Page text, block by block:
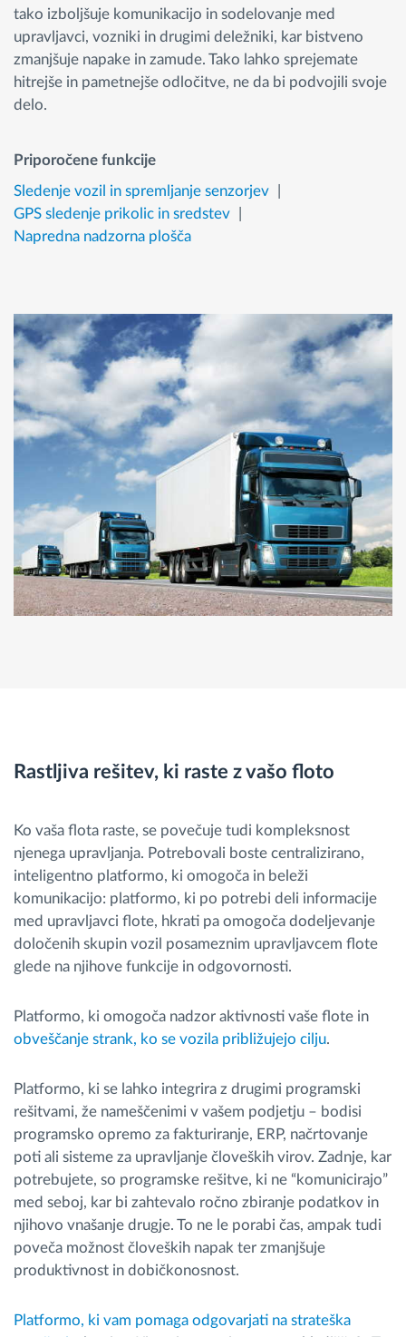
tako izboljšuje komunikacijo in sodelovanje med
upravljavci, vozniki in drugimi deležniki, kar bistveno
zmanjšuje napake in zamude. Tako lahko sprejemate
hitrejše in pametnejše odločitve, ne da bi podvojili svoje
delo.
Priporočene funkcije
Sledenje vozil in spremljanje senzorjev
GPS sledenje prikolic in sredstev
Napredna nadzorna plošča
Rastljiva rešitev, ki raste z vašo floto
Ko vaša flota raste, se povečuje tudi kompleksnost
njenega upravljanja. Potrebovali boste centralizirano,
inteligentno platformo, ki omogoča in beleži
komunikacijo: platformo, ki po potrebi deli informacije
med upravljavci flote, hkrati pa omogoča dodeljevanje
določenih skupin vozil posameznim upravljavcem flote
glede na njihove funkcije in odgovornosti.
Platformo, ki omogoča nadzor aktivnosti vaše flote in
obveščanje strank, ko se vozila približujejo cilju.
Platformo, ki se lahko integrira z drugimi programski
rešitvami, že nameščenimi v vašem podjetju – bodisi
programsko opremo za fakturiranje, ERP, načrtovanje
poti ali sisteme za upravljanje človeških virov. Zadnje, kar
potrebujete, so programske rešitve, ki ne “komunicirajo”
med seboj, kar bi zahtevalo ročno zbiranje podatkov in
njihovo vnašanje drugje. To ne le porabi čas, ampak tudi
poveča možnost človeških napak ter zmanjšuje
produktivnost in dobičkonosnost.
Platformo, ki vam pomaga odgovarjati na strateška